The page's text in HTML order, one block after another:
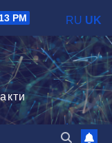
PM RU UK